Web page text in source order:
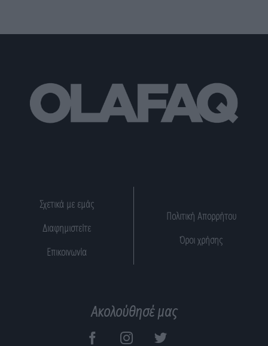
Σχετικά με εμάς
Διαφημιστείτε
Επικοινωνία
Πολιτική Απορρήτου
Όροι χρήσης
Ακολούθησέ μας